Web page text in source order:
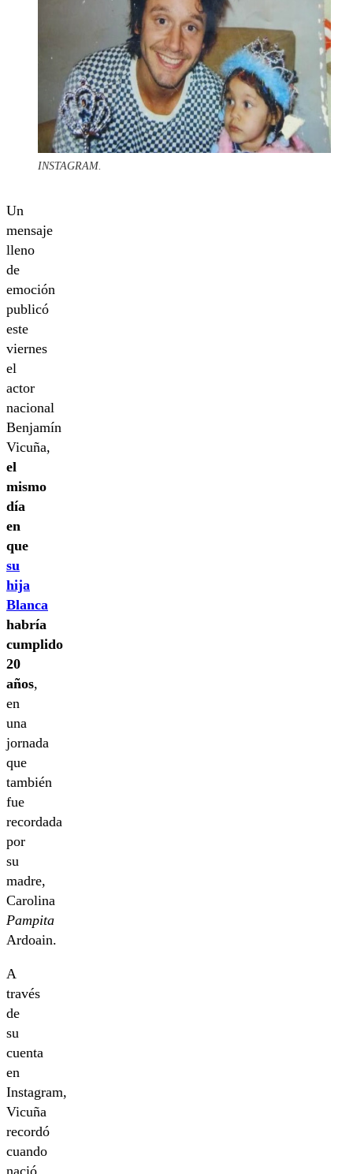
INSTAGRAM.
Un
mensaje
lleno
de
emoción
publicó
este
viernes
el
actor
nacional
Benjamín
Vicuña,
el
mismo
día
en
que
su
hija
Blanca
habría
cumplido
20
años,
en
una
jornada
que
también
fue
recordada
por
su
madre,
Carolina
Pampita
Ardoain.
A
través
de
su
cuenta
en
Instagram,
Vicuña
recordó
cuando
nació